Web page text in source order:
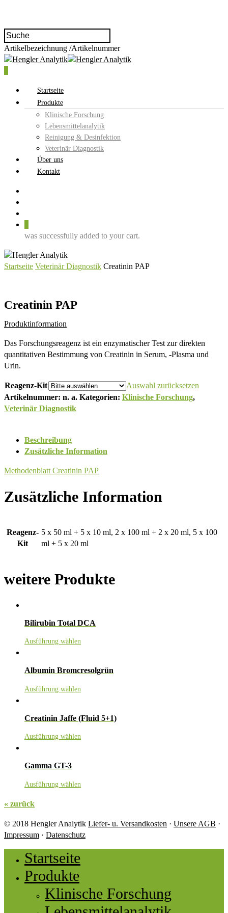
Artikelbezeichnung /Artikelnummer
Startseite
Produkte
Klinische Forschung
Lebensmittelanalytik
Reinigung & Desinfektion
Veterinär Diagnostik
Über uns
Kontakt
was successfully added to your cart.
Startseite Veterinär Diagnostik Creatinin PAP
Creatinin PAP
Produktinformation
Das Forschungsreagenz ist ein enzymatischer Test zur direkten
quantitativen Bestimmung von Creatinin in Serum, -Plasma und
Urin.
Reagenz-Kit
Auswahl zurücksetzen
Artikelnummer: n. a. Kategorien: Klinische Forschung,
Veterinär Diagnostik
Beschreibung
Zusätzliche Information
Methodenblatt Creatinin PAP
Zusätzliche Information
Reagenz-
Kit
5 x 50 ml + 5 x 10 ml, 2 x 100 ml + 2 x 20 ml, 5 x 100
ml + 5 x 20 ml
weitere Produkte
Bilirubin Total DCA
Ausführung wählen
Albumin Bromcresolgrün
Ausführung wählen
Creatinin Jaffe (Fluid 5+1)
Ausführung wählen
Gamma GT-3
Ausführung wählen
« zurück
© 2018 Hengler Analytik Liefer- u. Versandkosten · Unsere AGB ·
Impressum · Datenschutz
Startseite
Produkte
Klinische Forschung